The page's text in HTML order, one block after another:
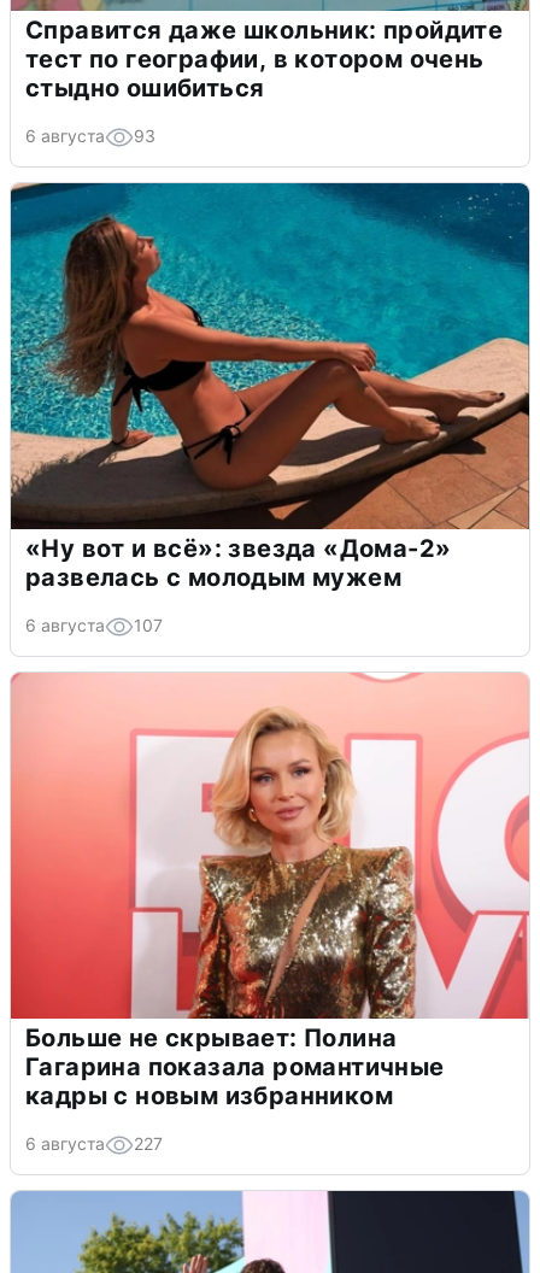
Справится даже школьник: пройдите
тест по географии, в котором очень
стыдно ошибиться
6 августа 93
«Ну вот и всё»: звезда «Дома-2»
развелась с молодым мужем
6 августа 107
Больше не скрывает: Полина
Гагарина показала романтичные
кадры с новым избранником
6 августа 227